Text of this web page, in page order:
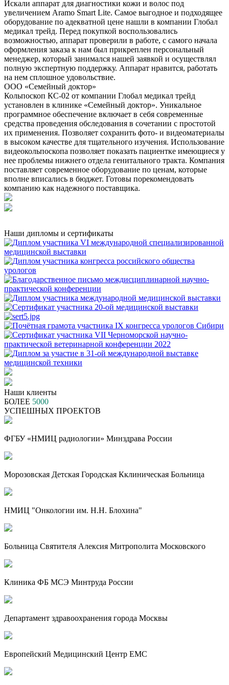
Искали аппарат для диагностики кожи и волос под
увеличением Aramo Smart Lite. Самое выгодное и подходящее
оборудование по адекватной цене нашли в компании Глобал
медикал трейд. Перед покупкой воспользовались
возможностью, аппарат проверили в работе, с самого начала
оформления заказа к нам был прикреплен персональный
менеджер, который занимался нашей заявкой и осуществлял
полную экспертную поддержку. Аппарат нравится, работать
на нем сплошное удовольствие.
ООО «Семейный доктор»
Кольпоскоп КС-02 от компании Глобал медикал трейд
установлен в клинике «Семейный доктор». Уникальное
программное обеспечение включает в себя современные
средства проведения обследования в сочетании с простотой
их применения. Позволяет сохранить фото- и видеоматериалы
в высоком качестве для тщательного изучения. Использование
видеокольпоскопа позволяет показать пациентке имеющиеся у
нее проблемы нижнего отдела генитального тракта. Компания
поставляет современное оборудование по ценам, которые
вполне вписались в бюджет. Готовы порекомендовать
компанию как надежного поставщика.
Наши дипломы и сертификаты
Наши клиенты
БОЛЕЕ 5000
УСПЕШНЫХ ПРОЕКТОВ
ФГБУ «НМИЦ радиологии» Минздрава России
Морозовская Детская Городская Кклиническая Больница
НМИЦ "Онкологии им. Н.Н. Блохина"
Больница Святителя Алексия Митрополита Московского
Клиника ФБ МСЭ Минтруда России
Департамент здравоохранения города Москвы
Европейский Медицинский Центр EMC